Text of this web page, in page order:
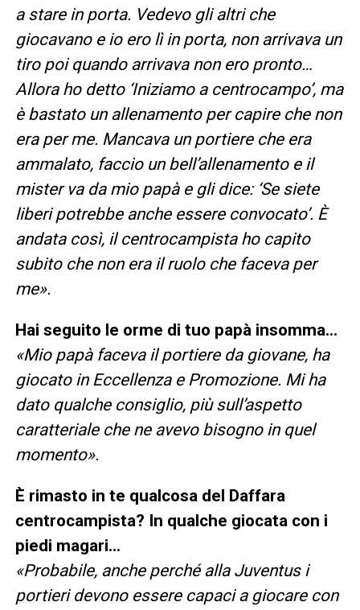
a stare in porta. Vedevo gli altri che
giocavano e io ero lì in porta, non arrivava un
tiro poi quando arrivava non ero pronto…
Allora ho detto ‘Iniziamo a centrocampo’, ma
è bastato un allenamento per capire che non
era per me. Mancava un portiere che era
ammalato, faccio un bell’allenamento e il
mister va da mio papà e gli dice: ‘Se siete
liberi potrebbe anche essere convocato’. È
andata così, il centrocampista ho capito
subito che non era il ruolo che faceva per
me».
Hai seguito le orme di tuo papà insomma…
«Mio papà faceva il portiere da giovane, ha
giocato in Eccellenza e Promozione. Mi ha
dato qualche consiglio, più sull’aspetto
caratteriale che ne avevo bisogno in quel
momento».
È rimasto in te qualcosa del Daffara
centrocampista? In qualche giocata con i
piedi magari…
«Probabile, anche perché alla Juventus i
portieri devono essere capaci a giocare con